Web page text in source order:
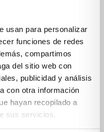
usan para personalizar
funciones de redes
compartimos
del sitio web con
publicidad y análisis
con otra información
hayan recopilado a
sus servicios.
para conseguir
lo que
con mucha
para tu
con tu
crear armonía.